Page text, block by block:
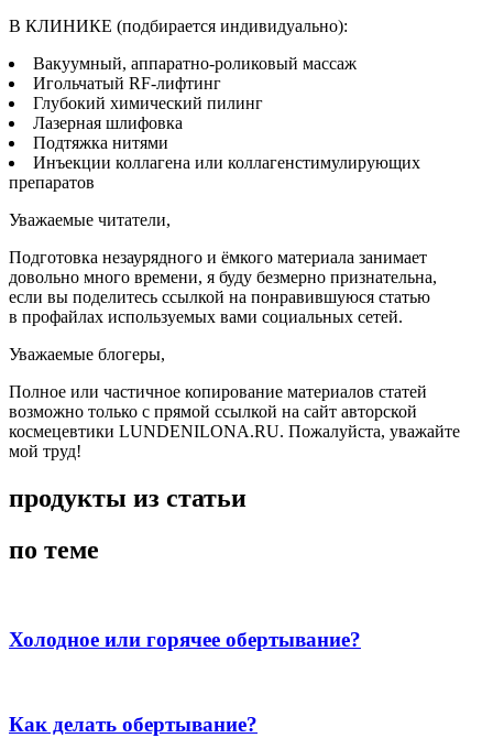
В КЛИНИКЕ (подбирается индивидуально):
Вакуумный, аппаратно-роликовый массаж
Игольчатый RF-лифтинг
Глубокий химический пилинг
Лазерная шлифовка
Подтяжка нитями
Инъекции коллагена или коллагенстимулирующих
препаратов
Уважаемые читатели,
Подготовка незаурядного и ёмкого материала занимает
довольно много времени, я буду безмерно признательна,
если вы поделитесь ссылкой на понравившуюся статью
в профайлах используемых вами социальных сетей.
Уважаемые блогеры,
Полное или частичное копирование материалов статей
возможно только с прямой ссылкой на сайт авторской
космецевтики LUNDENILONA.RU. Пожалуйста, уважайте
мой труд!
продукты из статьи
по теме
Холодное или горячее обертывание?
Как делать обертывание?